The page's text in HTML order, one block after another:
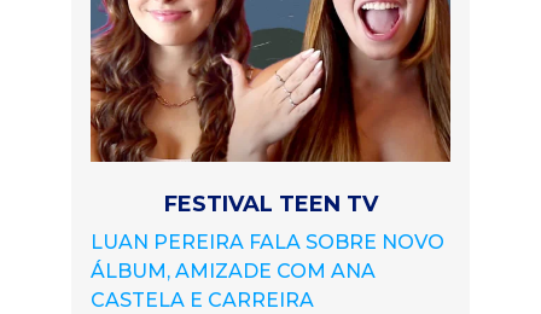
FESTIVAL TEEN TV
LUAN PEREIRA FALA SOBRE NOVO
ÁLBUM, AMIZADE COM ANA
CASTELA E CARREIRA